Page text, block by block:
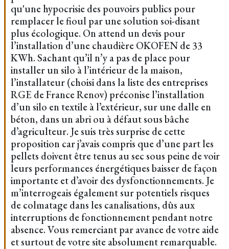
qu'une hypocrisie des pouvoirs publics pour
remplacer le fioul par une solution soi-disant
plus écologique. On attend un devis pour
l’installation d’une chaudière OKOFEN de 33
KWh. Sachant qu’il n’y a pas de place pour
installer un silo à l’intérieur de la maison,
l’installateur (choisi dans la liste des entreprises
RGE de France Renov) préconise l’installation
d’un silo en textile à l’extérieur, sur une dalle en
béton, dans un abri ou à défaut sous bâche
d’agriculteur. Je suis très surprise de cette
proposition car j’avais compris que d’une part les
pellets doivent être tenus au sec sous peine de voir
leurs performances énergétiques baisser de façon
importante et d’avoir des dysfonctionnements. Je
m’interrogeais également sur potentiels risques
de colmatage dans les canalisations, dûs aux
interruptions de fonctionnement pendant notre
absence. Vous remerciant par avance de votre aide
et surtout de votre site absolument remarquable.